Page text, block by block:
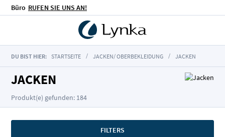
Büro RUFEN SIE UNS AN!
DU BIST HIER: STARTSEITE JACKEN/ OBERBEKLEIDUNG JACKEN
JACKEN
Produkt(e) gefunden: 184
FILTERS